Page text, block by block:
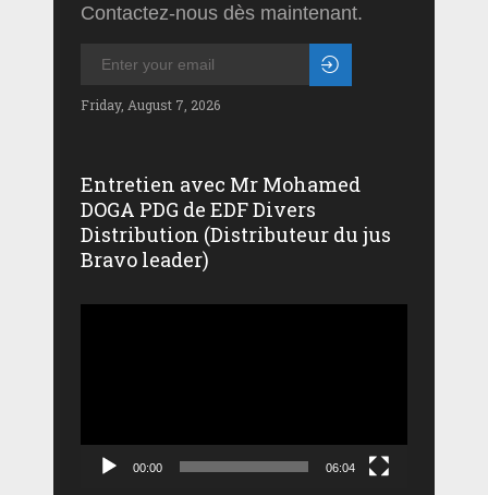
Contactez-nous dès maintenant.
Friday, August 7, 2026
Entretien avec Mr Mohamed
DOGA PDG de EDF Divers
Distribution (Distributeur du jus
Bravo leader)
00:00 06:04